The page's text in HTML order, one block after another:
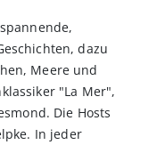
dazu
Meere und
"La Mer",
Die Hosts
In jeder